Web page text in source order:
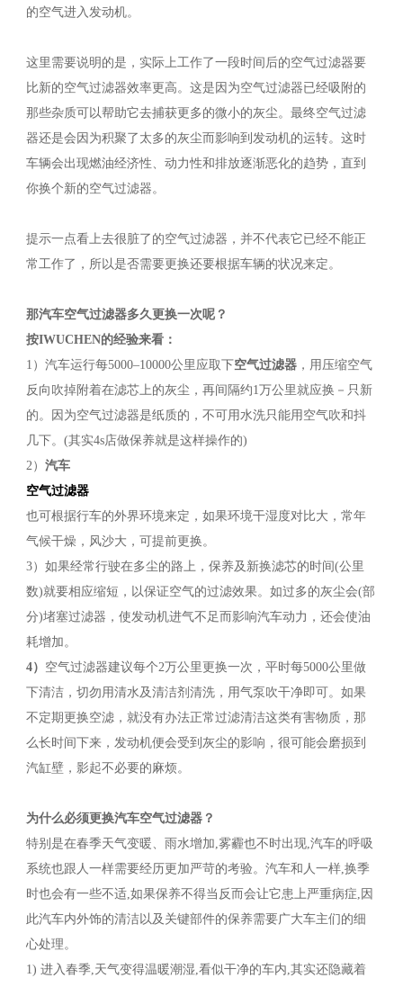
的空气进入发动机。
这里需要说明的是，实际上工作了一段时间后的空气过滤器要
比新的空气过滤器效率更高。这是因为空气过滤器已经吸附的
那些杂质可以帮助它去捕获更多的微小的灰尘。最终空气过滤
器还是会因为积聚了太多的灰尘而影响到发动机的运转。这时
车辆会出现燃油经济性、动力性和排放逐渐恶化的趋势，直到
你换个新的空气过滤器。
提示一点看上去很脏了的空气过滤器，并不代表它已经不能正
常工作了，所以是否需要更换还要根据车辆的状况来定。
那汽车空气过滤器多久更换一次呢？
按IWUCHEN的经验来看：
1）汽车运行每5000–10000公里应取下空气过滤器，用压缩空气
反向吹掉附着在滤芯上的灰尘，再间隔约1万公里就应换－只新
的。因为空气过滤器是纸质的，不可用水洗只能用空气吹和抖
几下。(其实4s店做保养就是这样操作的)
2） 汽车
空气过滤器
也可根据行车的外界环境来定，如果环境干湿度对比大，常年
气候干燥，风沙大，可提前更换。
3）如果经常行驶在多尘的路上，保养及新换滤芯的时间(公里
数)就要相应缩短，以保证空气的过滤效果。如过多的灰尘会(部
分)堵塞过滤器，使发动机进气不足而影响汽车动力，还会使油
耗增加。
4） 空气过滤器建议每个2万公里更换一次，平时每5000公里做
下清洁，切勿用清水及清洁剂清洗，用气泵吹干净即可。如果
不定期更换空滤，就没有办法正常过滤清洁这类有害物质，那
么长时间下来，发动机便会受到灰尘的影响，很可能会磨损到
汽缸壁，影起不必要的麻烦。
为什么必须更换汽车空气过滤器？
特别是在春季天气变暖、雨水增加,雾霾也不时出现,汽车的呼吸
系统也跟人一样需要经历更加严苛的考验。汽车和人一样,换季
时也会有一些不适,如果保养不得当反而会让它患上严重病症,因
此汽车内外饰的清洁以及关键部件的保养需要广大车主们的细
心处理。
1) 进入春季,天气变得温暖潮湿,看似干净的车内,其实还隐藏着